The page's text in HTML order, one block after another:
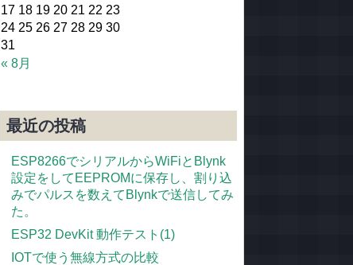
« 8月
17 18 19 20 21 22 23
24 25 26 27 28 29 30
31
最近の投稿
ESP8266でシリアルからWiFiとBlynk
設定をしてEEPROMに保存し、割り込
みでパルスを数えてBlynkで送信してみ
た。
ESP32 DevKit 動作テスト(1)
IOTで使う無線方式の比較